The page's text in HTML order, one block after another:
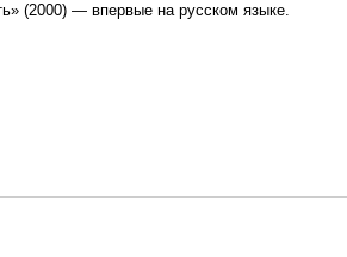
(2000) — впервые на русском языке.